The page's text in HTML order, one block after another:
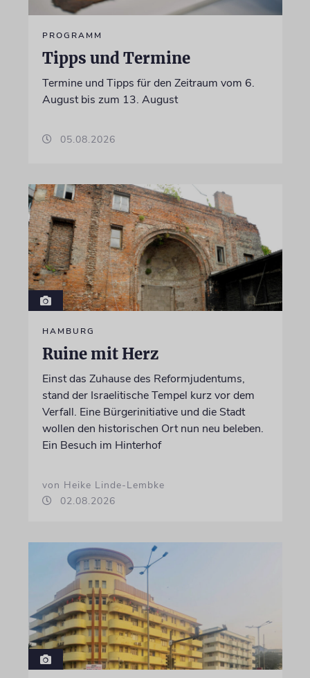
PROGRAMM
Tipps und Termine
Termine und Tipps für den Zeitraum vom 6.
August bis zum 13. August
05.08.2026
HAMBURG
Ruine mit Herz
Einst das Zuhause des Reformjudentums,
stand der Israelitische Tempel kurz vor dem
Verfall. Eine Bürgerinitiative und die Stadt
wollen den historischen Ort nun neu beleben.
Ein Besuch im Hinterhof
von Heike Linde-Lembke
02.08.2026